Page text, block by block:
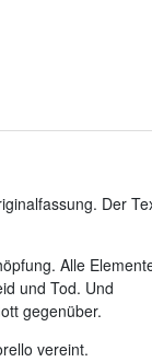
Der
Alle
und Tod. Und
gegenüber.
vereint.